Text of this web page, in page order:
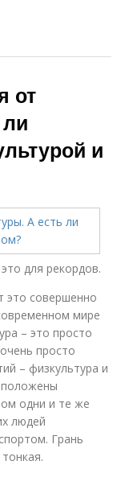
от
и
для рекордов.
это совершенно
мире
– это просто
просто
– физкультура и
положены
одни и те же
людей
Грань